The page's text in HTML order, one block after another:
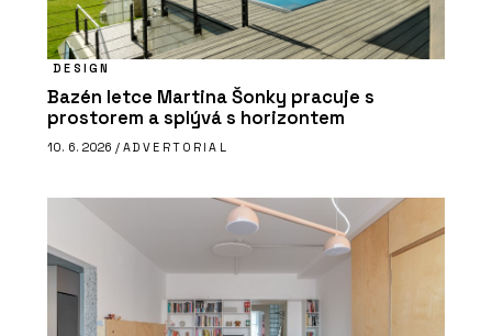
DESIGN
Bazén letce Martina Šonky pracuje s
prostorem a splývá s horizontem
10. 6. 2026 / ADVERTORIAL